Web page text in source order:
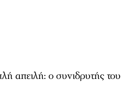
απειλή: ο συνιδρυτής του